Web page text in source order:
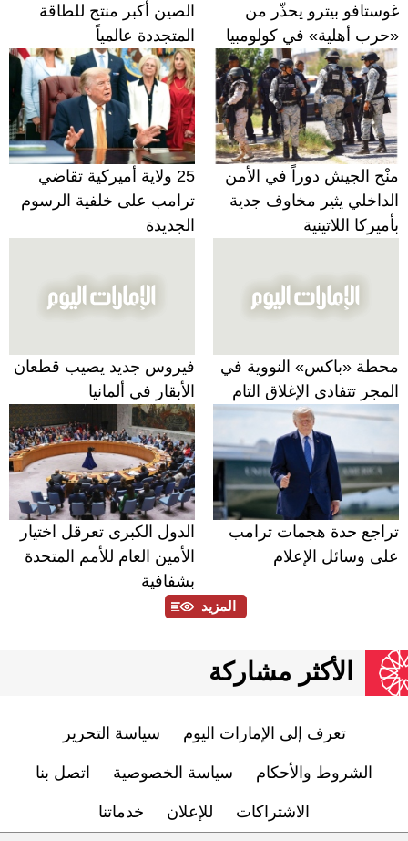
غوستافو بيترو يحذّر من
«حرب أهلية» في كولومبيا
الصين أكبر منتج للطاقة
المتجددة عالمياً
منْح الجيش دوراً في الأمن
الداخلي يثير مخاوف جدية
بأميركا اللاتينية
25 ولاية أميركية تقاضي
ترامب على خلفية الرسوم
الجديدة
محطة «باكس» النووية في
المجر تتفادى الإغلاق التام
فيروس جديد يصيب قطعان
الأبقار في ألمانيا
تراجع حدة هجمات ترامب
على وسائل الإعلام
الدول الكبرى تعرقل اختيار
الأمين العام للأمم المتحدة
بشفافية
المزيد
الأكثر مشاركة
تعرف إلى الإمارات اليوم سياسة التحرير
الشروط والأحكام سياسة الخصوصية اتصل بنا
الاشتراكات للإعلان خدماتنا